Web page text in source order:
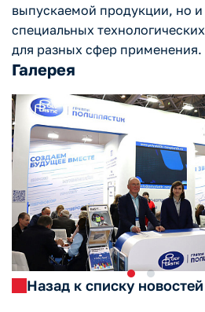
выпускаемой продукции, но
специальных
для разных сфер применения.
Галерея
Назад к списку новостей